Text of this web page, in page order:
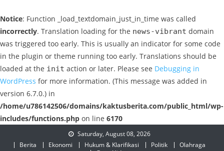
Notice: Function _load_textdomain_just_in_time was called
incorrectly. Translation loading for the news-vibrant domain
was triggered too early. This is usually an indicator for some code
in the plugin or theme running too early. Translations should be
loaded at the init action or later. Please see Debugging in
WordPress for more information. (This message was added in
version 6.7.0.) in
/home/u786142506/domains/kaktusberita.com/public_html/wp-
includes/functions.php on line 6170
Saturday, August 08, 2026
Berita
Ekonomi Hukum & Klarifikasi Politik
Olahraga